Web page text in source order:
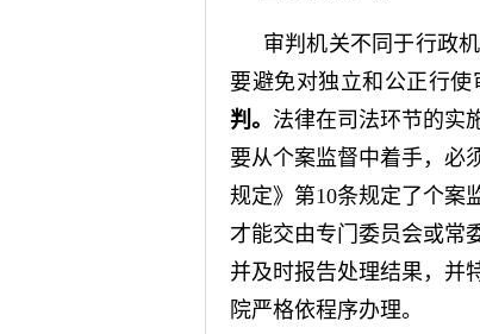
审判机关不同于行政
要避免对独立和公正行使
判。 法律在司法环节的实
要从个案监督中着手，必
规定》第10条规定了个案
才能交由专门委员会或常
并及时报告处理结果，并
院严格依程序办理。